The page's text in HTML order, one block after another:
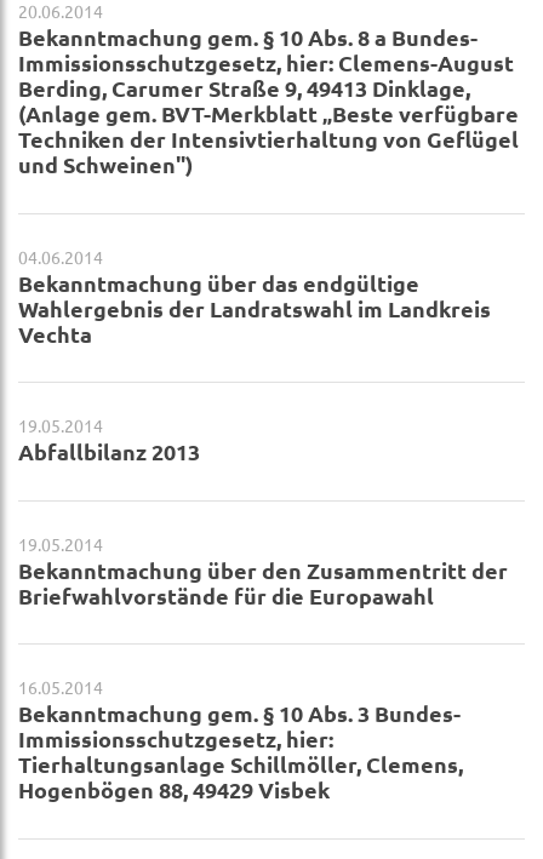
20.06.2014
Bekanntmachung gem. § 10 Abs. 8 a Bundes-
Immissionsschutzgesetz, hier: Clemens-August
Berding, Carumer Straße 9, 49413 Dinklage,
(Anlage gem. BVT-Merkblatt „Beste verfügbare
Techniken der Intensivtierhaltung von Geflügel
und Schweinen")
04.06.2014
Bekanntmachung über das endgültige
Wahlergebnis der Landratswahl im Landkreis
Vechta
19.05.2014
Abfallbilanz 2013
19.05.2014
Bekanntmachung über den Zusammentritt der
Briefwahlvorstände für die Europawahl
16.05.2014
Bekanntmachung gem. § 10 Abs. 3 Bundes-
Immissionsschutzgesetz, hier:
Tierhaltungsanlage Schillmöller, Clemens,
Hogenbögen 88, 49429 Visbek